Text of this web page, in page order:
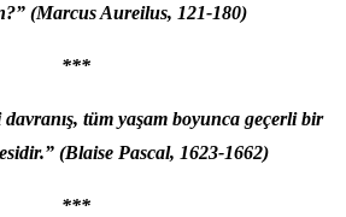
(Marcus Aureilus, 121-180)
***
tüm yaşam boyunca geçerli bir
(Blaise Pascal, 1623-1662)
***